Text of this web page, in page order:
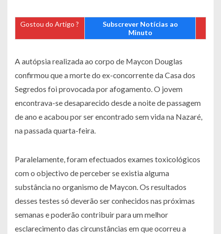
Gostou do Artigo ?
Subscrever Notícias ao
Minuto
A autópsia realizada ao corpo de Maycon Douglas
confirmou que a morte do ex-concorrente da Casa dos
Segredos foi provocada por afogamento. O jovem
encontrava-se desaparecido desde a noite de passagem
de ano e acabou por ser encontrado sem vida na Nazaré,
na passada quarta-feira.
Paralelamente, foram efectuados exames toxicológicos
com o objectivo de perceber se existia alguma
substância no organismo de Maycon. Os resultados
desses testes só deverão ser conhecidos nas próximas
semanas e poderão contribuir para um melhor
esclarecimento das circunstâncias em que ocorreu a